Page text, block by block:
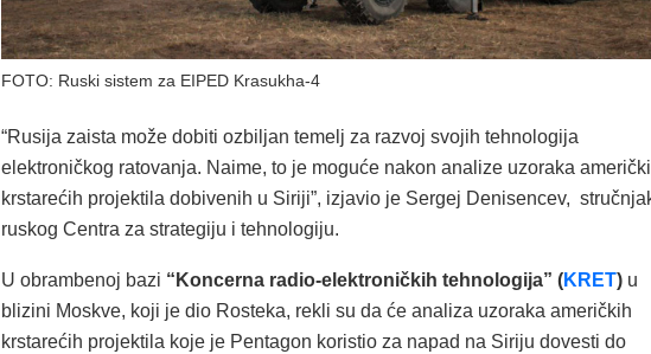
FOTO: Ruski sistem za EIPED Krasukha-4
“Rusija zaista može dobiti ozbiljan temelj za razvoj svojih tehnologija
elektroničkog ratovanja. Naime, to je moguće nakon analize uzoraka
krstarećih projektila dobivenih u Siriji”, izjavio je Sergej Denisencev,
ruskog Centra za strategiju i tehnologiju.
U obrambenoj bazi “Koncerna radio-elektroničkih tehnologija” (KRET) u
blizini Moskve, koji je dio Rosteka, rekli su da će analiza uzoraka američkih
krstarećih projektila koje je Pentagon koristio za napad na Siriju dovesti do